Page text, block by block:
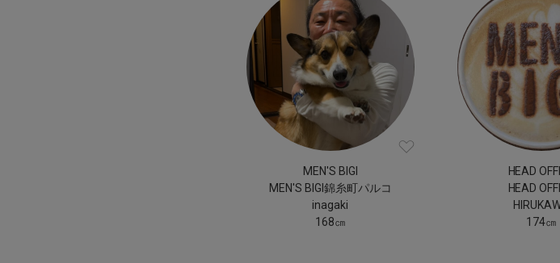
MEN'S BIGI
MEN'S BIGI錦糸町パルコ
inagaki
168㎝
HEAD
HEAD
174㎝